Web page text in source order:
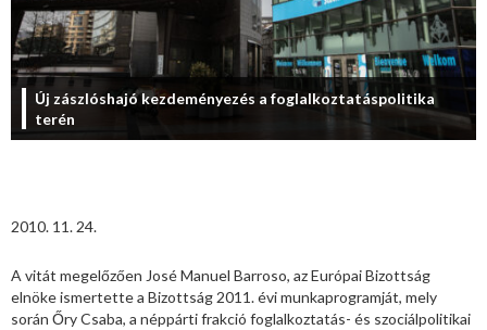
Új zászlóshajó kezdeményezés a foglalkoztatáspolitika
terén
2010. 11. 24.
A vitát megelőzően José Manuel Barroso, az Európai Bizottság
elnöke ismertette a Bizottság 2011. évi munkaprogramját, mely
során Őry Csaba, a néppárti frakció foglalkoztatás- és szociálpolitikai